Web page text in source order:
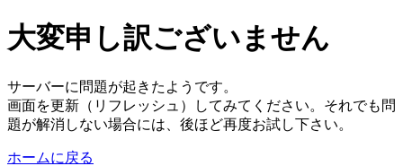
大変申し訳ございません
サーバーに問題が起きたようです。
画面を更新（リフレッシュ）してみてください。それでも問
題が解消しない場合には、後ほど再度お試し下さい。
ホームに戻る